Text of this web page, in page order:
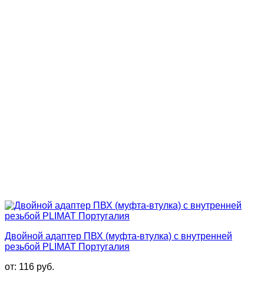
Двойной адаптер ПВХ (муфта-втулка) с внутренней
резьбой PLIMAT Португалия
от: 116 руб.